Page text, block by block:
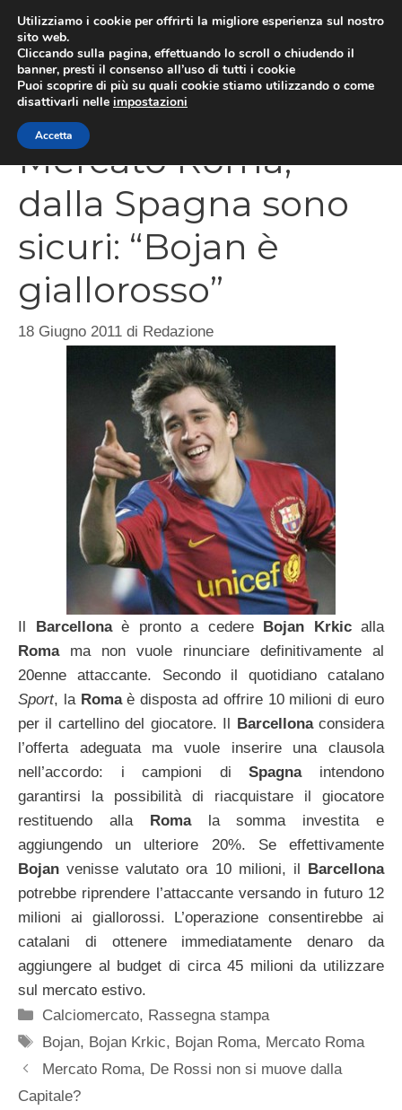
contenuto
Mercato Roma,
dalla Spagna sono
sicuri: “Bojan è
giallorosso”
18 Giugno 2011 di Redazione
Barcellona è pronto a cedere Bojan Krkic alla
Roma ma non vuole rinunciare definitivamente al
20enne attaccante. Secondo il quotidiano catalano
Sport, la Romaè disposta ad offrire 10 milioni di euro
per il cartellino del giocatore. Il
Barcellonaconsidera
l’offerta adeguata ma vuole inserire una clausola
nell’accordo: i campioni diSpagna intendono
garantirsi la possibilità di riacquistare il giocatore
restituendo alla
Roma
la somma investita e
aggiungendo un ulteriore 20%. Se effettivamente
Bojanvenisse valutato ora 10 milioni, il
Barcellona
potrebbe riprendere l’attaccante versando in futuro 12
milioni ai giallorossi. L’operazione consentirebbe ai
catalani di ottenere immediatamente denaro da
aggiungere al budget di circa 45 milioni da utilizzare
sul mercato estivo.
Categorie
Calciomercato, Rassegna stampa
Tag
Bojan, Bojan Krkic, Bojan Roma, Mercato Roma
Mercato Roma, De Rossi non si muove dalla
Capitale?
Utilizziamo i cookie per offrirti la migliore esperienza sul nostro
sito web.
Cliccando sulla pagina, effettuando lo scroll o chiudendo il
banner, presti il consenso all’uso di tutti i cookie
Puoi scoprire di più su quali cookie stiamo utilizzando o come
disattivarli nelle impostazioni
Accetta